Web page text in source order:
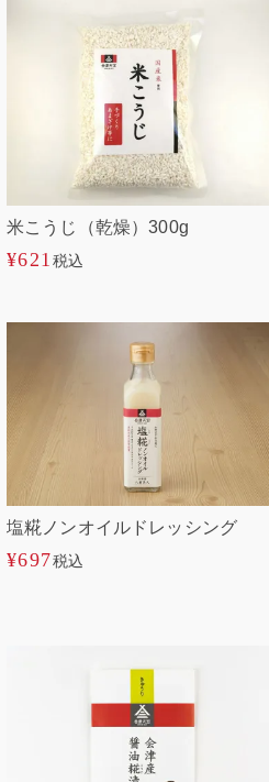
米こうじ（乾燥）300g
¥621 税込
塩糀ノンオイルドレッシング
¥697税込